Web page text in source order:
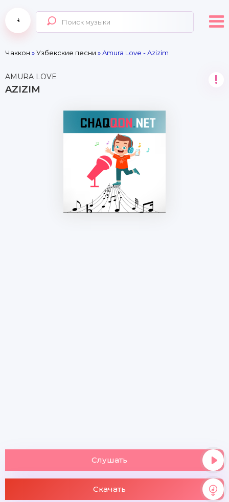
Чаккон »Узбекские песни » Amura Love - Azizim
AMURA LOVE
AZIZIM
!
Слушать
Скачать